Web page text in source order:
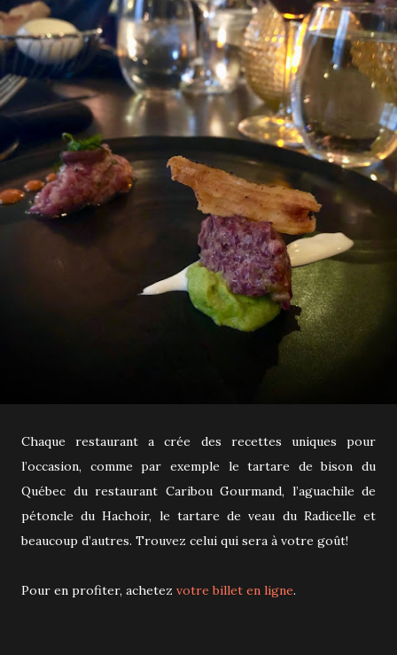
Chaque restaurant a crée des recettes uniques pour
l’occasion, comme par exemple le tartare de bison du
Québec du restaurant Caribou Gourmand, l’aguachile de
pétoncle du Hachoir, le tartare de veau du Radicelle et
beaucoup d’autres. Trouvez celui qui sera à votre goût!
Pour en profiter, achetez votre billet en ligne.